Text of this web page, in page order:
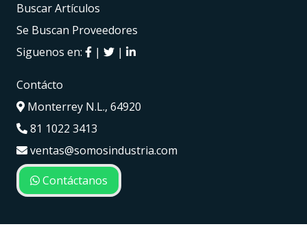
Buscar Artículos
Se Buscan Proveedores
Siguenos en:
| |
Contácto
Monterrey N.L., 64920
81 1022 3413
ventas@somosindustria.com
Contáctanos